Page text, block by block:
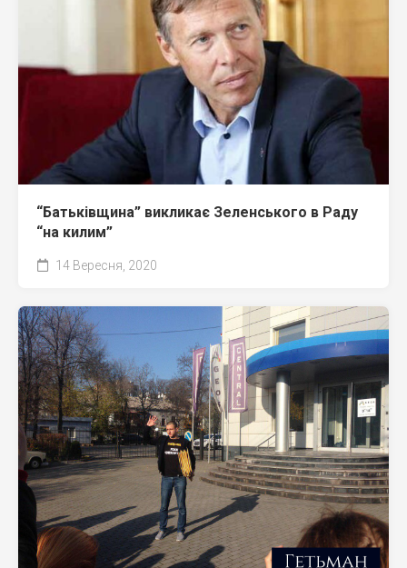
“Батьківщина” викликає Зеленського в Раду
“на килим”
14 Вересня, 2020